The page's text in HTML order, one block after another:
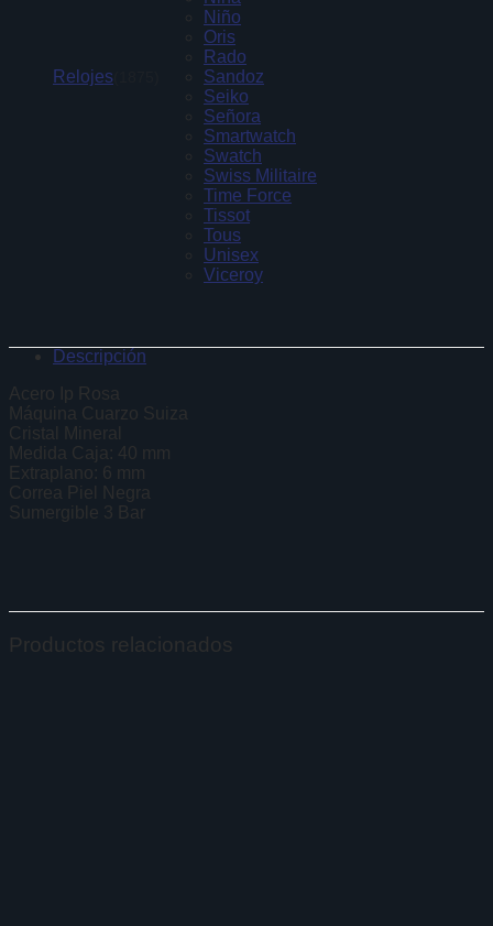
Relojes
Niño
Oris
Rado
Sandoz
Seiko
Señora
Smartwatch
Swatch
Swiss Militaire
Time Force
Tissot
Tous
Unisex
Viceroy
Descripción
Acero Ip Rosa
Máquina Cuarzo Suiza
Cristal Mineral
Medida Caja: 40 mm
Extraplano: 6 mm
Correa Piel Negra
Sumergible 3 Bar
Productos relacionados